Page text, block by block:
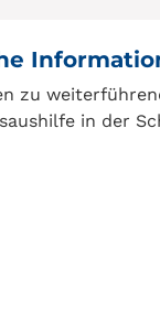
zu
in der